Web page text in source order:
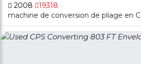
2008
19318
machine de conversion de pliage en C